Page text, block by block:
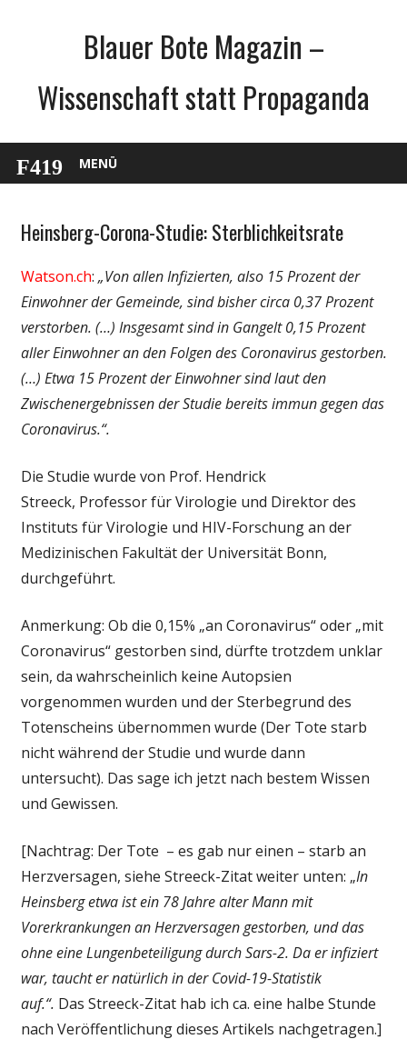
Blauer Bote Magazin –
Wissenschaft statt Propaganda
MENÜ
Gesellschaft
Politik
Wirtschaft
Wissenschaft
Heinsberg-Corona-Studie: Sterblichkeitsrate
Watson.ch: „Von allen Infizierten, also 15 Prozent der
Einwohner der Gemeinde, sind bisher circa 0,37 Prozent
verstorben. (…) Insgesamt sind in Gangelt 0,15 Prozent
aller Einwohner an den Folgen des Coronavirus gestorben.
(…) Etwa 15 Prozent der Einwohner sind laut den
Zwischenergebnissen der Studie bereits immun gegen das
Coronavirus.“.
Die Studie wurde von Prof. Hendrick
Streeck, Professor für Virologie und Direktor des
Instituts für Virologie und HIV-Forschung an der
Medizinischen Fakultät der Universität Bonn,
durchgeführt.
Anmerkung: Ob die 0,15% „an Coronavirus“ oder „mit
Coronavirus“ gestorben sind, dürfte trotzdem unklar
sein, da wahrscheinlich keine Autopsien
vorgenommen wurden und der Sterbegrund des
Totenscheins übernommen wurde (Der Tote starb
nicht während der Studie und wurde dann
untersucht). Das sage ich jetzt nach bestem Wissen
und Gewissen.
[Nachtrag: Der Tote – es gab nur einen – starb an
Herzversagen, siehe Streeck-Zitat weiter unten: „In
Heinsberg etwa ist ein 78 Jahre alter Mann mit
Vorerkrankungen an Herzversagen gestorben, und das
ohne eine Lungenbeteiligung durch Sars-2. Da er infiziert
war, taucht er natürlich in der Covid-19-Statistik
auf.“. Das Streeck-Zitat hab ich ca. eine halbe Stunde
nach Veröffentlichung dieses Artikels nachgetragen.]